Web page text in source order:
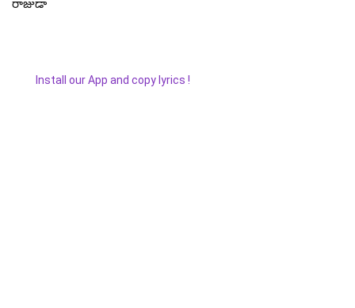
రాజుడా
Install our App and copy lyrics !